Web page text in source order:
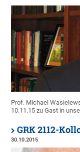
Prof. Michael
10.11.15 zu Gast in
GRK 2112-
30.10.2015